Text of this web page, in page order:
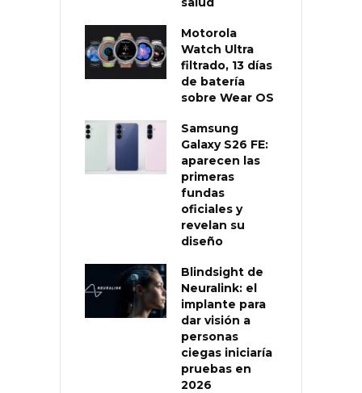
Motorola
Watch Ultra
filtrado, 13 días
de batería
sobre Wear OS
Samsung
Galaxy S26 FE:
aparecen las
primeras
fundas
oficiales y
revelan su
diseño
Blindsight de
Neuralink: el
implante para
dar visión a
personas
ciegas iniciaría
pruebas en
2026